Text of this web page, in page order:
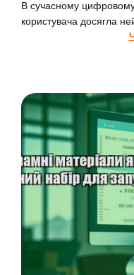
В сучасному цифровому
користувача досягла